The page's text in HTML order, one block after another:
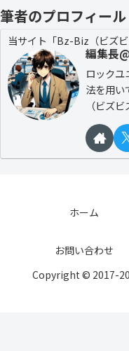
筆者のプロフィール
当サイト「Bz-Biz（ビズ
編集長
ロック
法を用い
（ビズ
ホーム
お問い合わせ
Copyright © 2017-